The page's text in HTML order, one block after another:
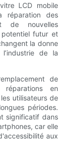
LCD mobile
réparation des
de nouvelles
potentiel futur et
la donne
de la
de
en
utilisateurs de
périodes.
significatif dans
car elle
aux